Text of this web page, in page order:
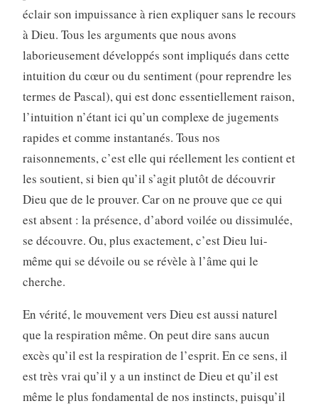
éclair son impuissance à rien expliquer sans le recours
à Dieu. Tous les arguments que nous avons
laborieusement développés sont impliqués dans cette
intuition du cœur ou du sentiment (pour reprendre les
termes de Pascal), qui est donc essentiellement raison,
l’intuition n’étant ici qu’un complexe de jugements
rapides et comme instantanés. Tous nos
raisonnements, c’est elle qui réellement les contient et
les soutient, si bien qu’il s’agit plutôt de découvrir
Dieu que de le prouver. Car on ne prouve que ce qui
est absent : la présence, d’abord voilée ou dissimulée,
se découvre. Ou, plus exactement, c’est Dieu lui-
même qui se dévoile ou se révèle à l’âme qui le
cherche.
En vérité, le mouvement vers Dieu est aussi naturel
que la respiration même. On peut dire sans aucun
excès qu’il est la respiration de l’esprit. En ce sens, il
est très vrai qu’il y a un instinct de Dieu et qu’il est
même le plus fondamental de nos instincts, puisqu’il